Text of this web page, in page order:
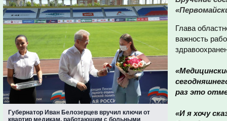
Губернатор Иван Белозерцев вручил ключи от
квартир медикам, работающим с больными
Глава
важность
раз это
«И я хочу